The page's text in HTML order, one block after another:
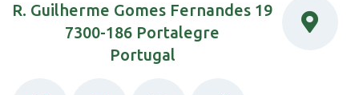
R. Guilherme Gomes Fernandes 19
7300-186 Portalegre
Portugal